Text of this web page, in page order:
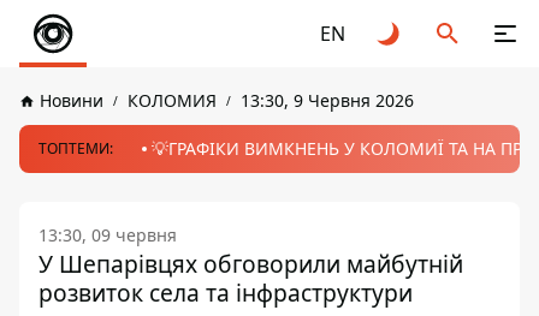
EN
Новини КОЛОМИЯ 13:30, 9 Червня 2026
ТОПТЕМИ: 💡ГРАФІКИ ВИМКНЕНЬ У КОЛОМИЇ ТА НА
13:30, 09 червня
У Шепарівцях обговорили майбутній
розвиток села та інфраструктури